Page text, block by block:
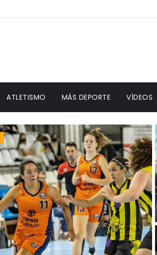
ATLETISMO MÁS DEPORTE VÍDEOS